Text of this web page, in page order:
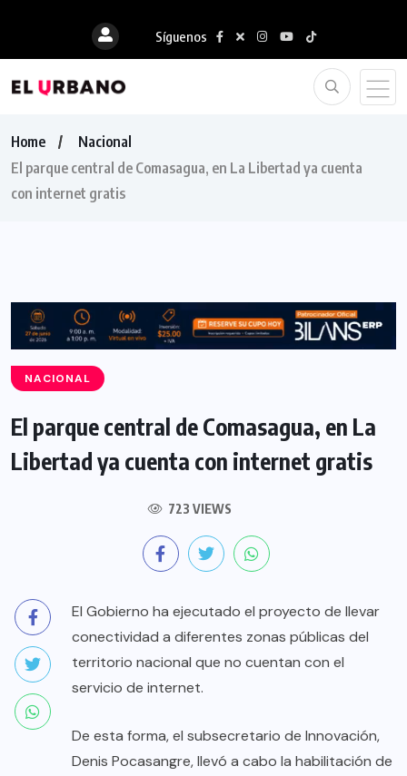
Síguenos
Home
Nacional
El parque central de Comasagua, en La Libertad ya cuenta
con internet gratis
NACIONAL
El parque central de Comasagua, en La
Libertad ya cuenta con internet gratis
723 VIEWS
El Gobierno ha ejecutado el proyecto de llevar
conectividad a diferentes zonas públicas del
territorio nacional que no cuentan con el
servicio de internet.
De esta forma, el subsecretario de Innovación,
Denis Pocasangre, llevó a cabo la habilitación de